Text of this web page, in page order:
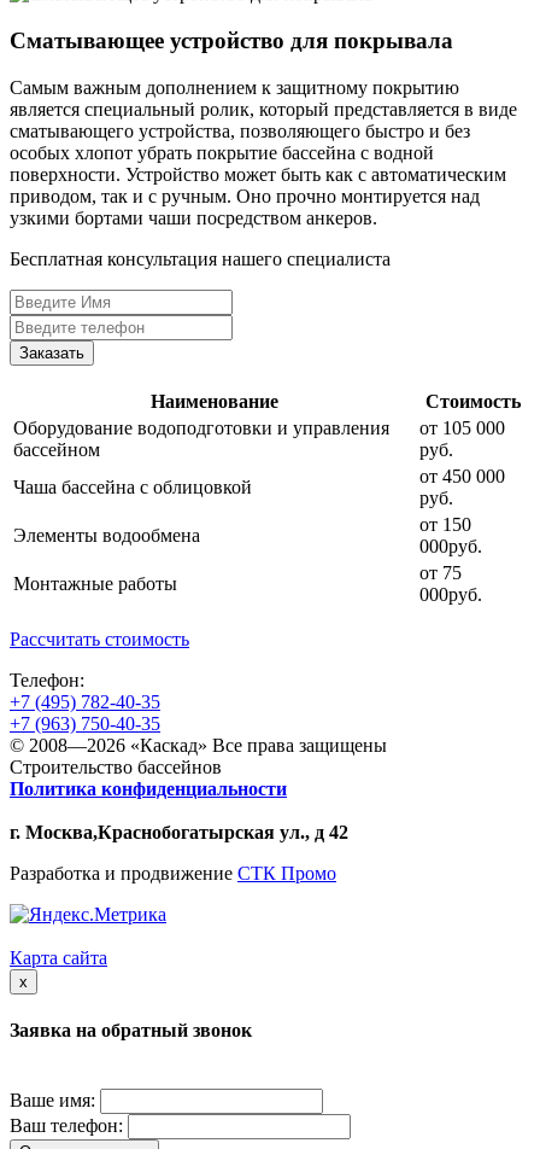
Сматывающее устройство для покрывала
Самым важным дополнением к защитному покрытию
является специальный ролик, который представляется в виде
сматывающего устройства, позволяющего быстро и без
особых хлопот убрать покрытие бассейна с водной
поверхности. Устройство может быть как с автоматическим
приводом, так и с ручным. Оно прочно монтируется над
узкими бортами чаши посредством анкеров.
Бесплатная консультация нашего специалиста
Заказать
Наименование
Стоимость
Оборудование водоподготовки и управления
бассейном
от 105 000
руб.
Чаша бассейна с облицовкой
от 450 000
руб.
Элементы водообмена
от 150
000руб.
Монтажные работы
от 75
000руб.
Рассчитать стоимость
Телефон:
+7 (495) 782-40-35
+7 (963) 750-40-35
© 2008—2026 «Каскад» Все права защищены
Строительство бассейнов
Политика конфиденциальности
г. Москва,Краснобогатырская ул., д 42
Разработка и продвижение СТК Промо
Карта сайта
x
Заявка на обратный звонок
Ваше имя:
Ваш телефон: